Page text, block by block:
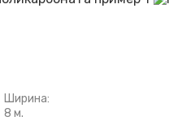
Ширина:
8 м.